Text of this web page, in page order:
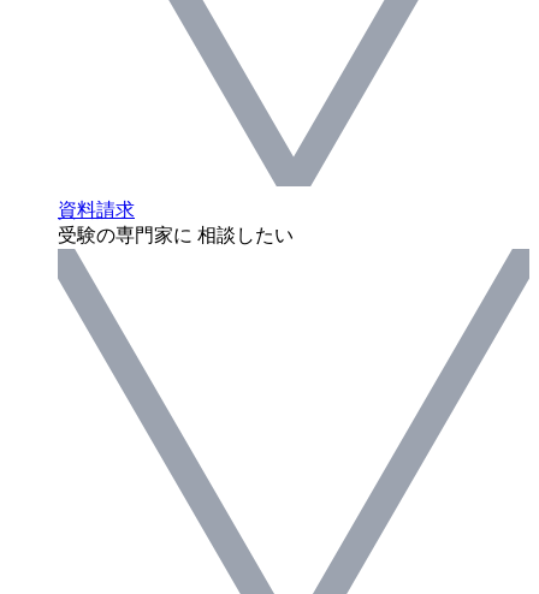
資料請求
受験の専門家に 相談したい